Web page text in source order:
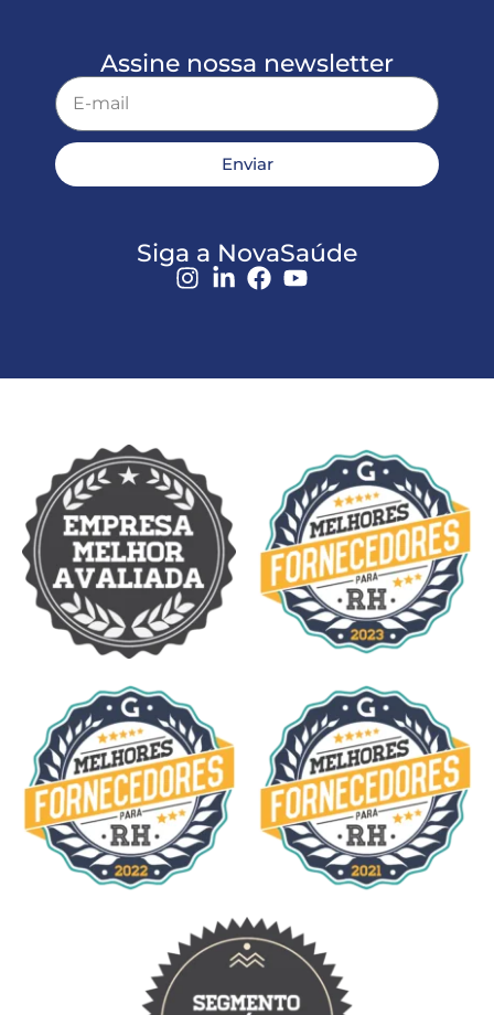
Assine nossa newsletter
Enviar
Siga a NovaSaúde